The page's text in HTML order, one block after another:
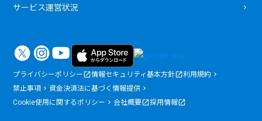
サービス運営状況
プライバシーポリシー 情報セキュリティ基本方針
利用規約
禁止事項
資金決済法に基づく情報提供
Cookie使用に関するポリシー
会社概要 採用情報